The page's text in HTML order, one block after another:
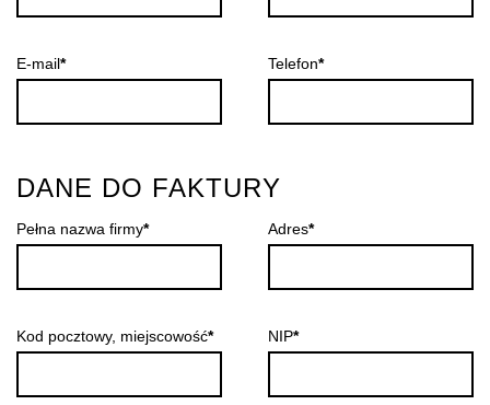
E-mail* Telefon*
DANE DO FAKTURY
Pełna nazwa firmy*
Kod pocztowy, miejscowość*
Adres*
NIP*